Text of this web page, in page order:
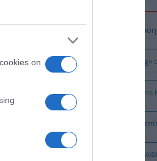
on
Τι πρέπει να κάνετε σε
μωβ μέδουσα
Πώς να κάνετε «smart spending»
διακοπές
ΑΕΚ: Πρόβα τζενεράλε με
Super Cup
Β. Ταλαμάγκας: Στο κεκλιμένο
κυβέρνηση Μητσοτάκη
ΜΕΤΑΓΡΑΦΕΣ ΑΠΟ ΤΟ ΠΑΝΩ ΡΑΦΙ